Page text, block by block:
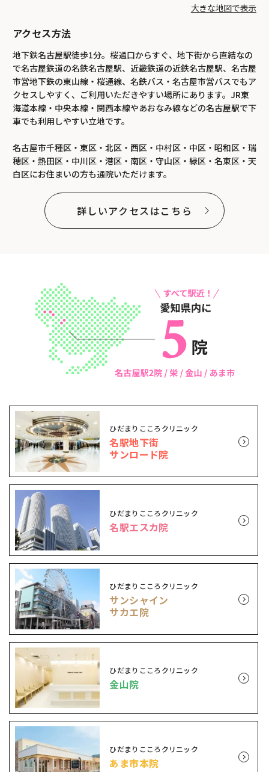
アクセス方法
地下鉄名古屋駅徒歩1分。桜通口からすぐ、地下街から直結なの
で名古屋鉄道の名鉄名古屋駅、近畿鉄道の近鉄名古屋駅、名古屋
市営地下鉄の東山線・桜通線、名鉄バス・名古屋市営バスでもア
クセスしやすく、ご利用いただきやすい場所にあります。JR東
海道本線・中央本線・関西本線やあおなみ線などの名古屋駅で下
車でも利用しやすい立地です。
名古屋市千種区・東区・北区・西区・中村区・中区・昭和区・瑞
穂区・熱田区・中川区・港区・南区・守山区・緑区・名東区・天
白区にお住まいの方も通院いただけます。
詳しいアクセスはこちら
大きな地図で表示
ひだまりこころクリニック
名駅地下街
サンロード院
ひだまりこころクリニック
名駅エスカ院
ひだまりこころクリニック
サンシャイン
サカエ院
ひだまりこころクリニック
金山院
ひだまりこころクリニック
あま市本院